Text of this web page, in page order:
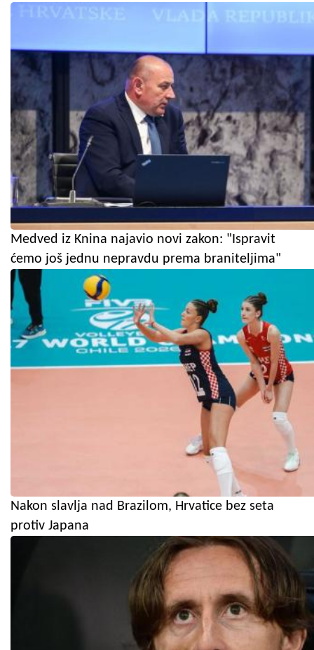
Medved iz Knina najavio novi zakon: "Ispravit
ćemo još jednu nepravdu prema braniteljima"
Nakon slavlja nad Brazilom, Hrvatice bez seta
protiv Japana